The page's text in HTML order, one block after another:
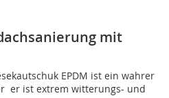
mit
EPDM ist ein wahrer
 er ist extrem witterungs- und